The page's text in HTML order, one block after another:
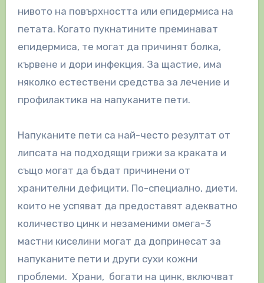
нивото на повърхността или епидермиса на
петата. Когато пукнатините преминават
епидермиса, те могат да причинят болка,
кървене и дори инфекция. За щастие, има
няколко естествени средства за лечение и
профилактика на напуканите пети.
Напуканите пети са най-често резултат от
липсата на подходящи грижи за краката и
също могат да бъдат причинени от
хранителни дефицити. По-специално, диети,
които не успяват да предоставят адекватно
количество цинк и незаменими омега-3
мастни киселини могат да допринесат за
напуканите пети и други сухи кожни
проблеми. Храни, богати на цинк, включват